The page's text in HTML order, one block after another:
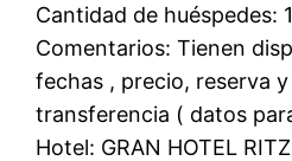
Cantidad de huéspedes: 1
Comentarios: Tienen
fechas , precio, reserva
transferencia ( datos
Hotel: GRAN HOTEL RITZ